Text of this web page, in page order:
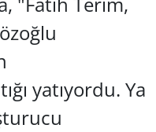
yatıyordu. Ya